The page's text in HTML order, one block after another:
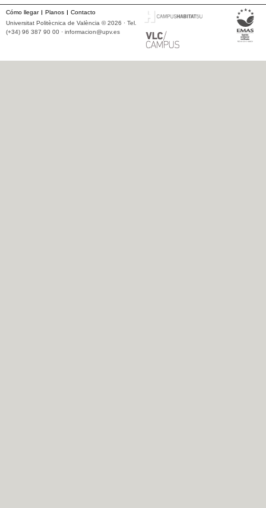
Cómo llegar Planos
Contacto
Universitat Politècnica de València © 2026 · Tel.
(+34) 96 387 90 00 · informacion@upv.es